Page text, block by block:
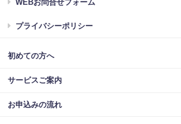
WEBお問合せフォーム
プライバシーポリシー
初めての方へ
サービスご案内
お申込みの流れ